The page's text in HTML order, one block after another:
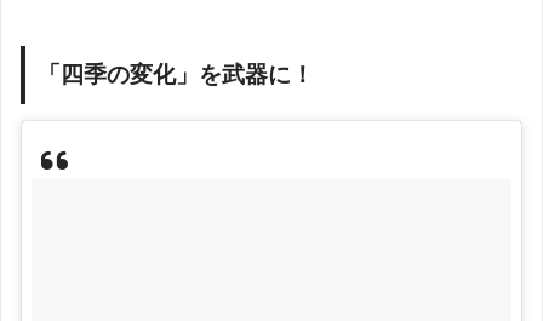
「四季の変化」を武器に！